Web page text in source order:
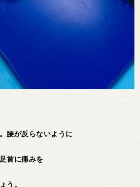
腰が反らないように
首に痛みを
う。